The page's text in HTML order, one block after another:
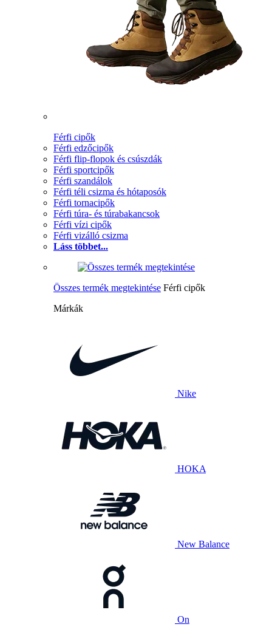
Férfi cipők
Férfi edzőcipők
Férfi flip-flopok és csúszdák
Férfi sportcipők
Férfi szandálok
Férfi téli csizma és hótaposók
Férfi tornacipők
Férfi túra- és túrabakancsok
Férfi vízi cipők
Férfi vizálló csizma
Láss többet...
Összes termék megtekintése Férfi cipők
Márkák
Nike
HOKA
New Balance
On